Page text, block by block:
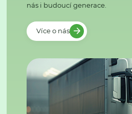
nás i budoucí generace.
Více o nás